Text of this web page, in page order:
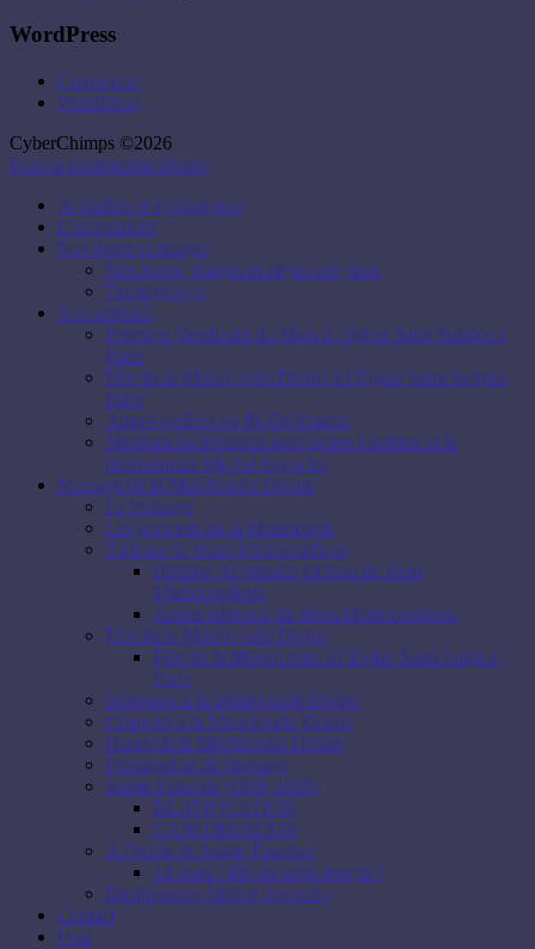
WordPress
Connexion
WordPress
CyberChimps ©2026
Pour la miséricorde divine
Actualités et évènements
L’association
Nos livres et images
Nos livres, images et objets religieux
Témoignages
Nos activités
Premiers Vendredis du Mois à l’église Saint Sulpice à
Paris
Fête de la Miséricorde Divine à l’Église Saint Sulpice,
Paris
Autres veillées en Ile-De-France
Missions en Province avec sainte Faustine et le
bienheureux Michel Sopocko
Message de la Miséricorde Divine
Le message
Les podcasts de la Miséricorde
Tableau de Jésus Miséricordieux
Histoire du premier tableau de Jésus
Miséricordieux
Autres tableaux de Jésus Miséricordieux
Fête de la Miséricorde Divine
Fête de la Miséricorde à l’Église Saint Sulpice,
Paris
Neuvaine à la Miséricorde Divine
Chapelet à la Miséricorde Divine
Heure de la Miséricorde Divine
Propagation du message
Sainte Faustine (1905-1938)
BEATIFICATION
CANONISATION
A l’école de Sainte Faustine
19 mars : fête de saint Joseph !
Bienheureux Michel Sopocko
Contact
Don